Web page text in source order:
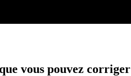
vous pouvez corriger